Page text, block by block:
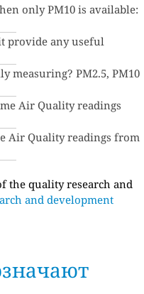
only PM10 is available:
provide any useful
measuring? PM2.5, PM10
Air Quality readings
Air Quality readings from
the quality research and
and development